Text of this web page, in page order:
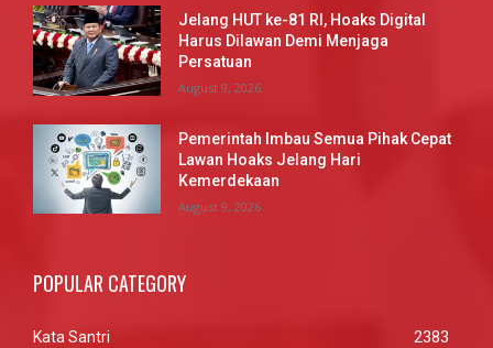
Jelang HUT ke-81 RI, Hoaks Digital
Harus Dilawan Demi Menjaga
Persatuan
August 9, 2026
Pemerintah Imbau Semua Pihak Cepat
Lawan Hoaks Jelang Hari
Kemerdekaan
August 9, 2026
POPULAR CATEGORY
Kata Santri
2383